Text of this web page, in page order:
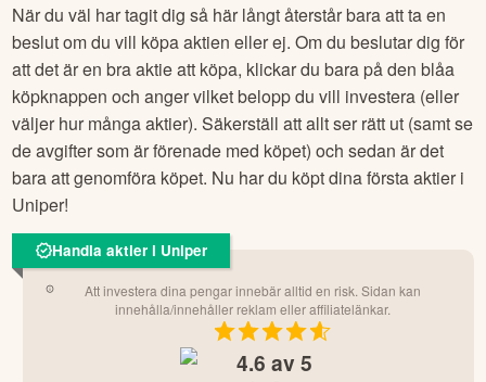
När du väl har tagit dig så här långt återstår bara att ta en
beslut om du vill köpa aktien eller ej. Om du beslutar dig för
att det är en bra aktie att köpa, klickar du bara på den blåa
köpknappen och anger vilket belopp du vill investera (eller
väljer hur många aktier). Säkerställ att allt ser rätt ut (samt se
de avgifter som är förenade med köpet) och sedan är det
bara att genomföra köpet. Nu har du köpt dina första aktier i
Uniper!
Handla aktier i Uniper
Att investera dina pengar innebär alltid en risk. Sidan kan
innehålla/innehåller reklam eller affiliatelänkar.
4.6 av 5